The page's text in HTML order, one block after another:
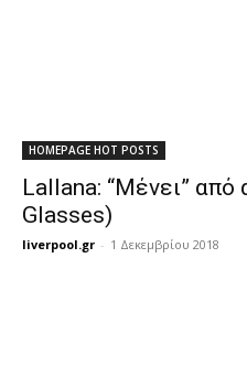
HOMEPAGE HOT POSTS
Lallana: “Μένει” από
Glasses)
liverpool.gr - 1 Δεκεμβρίου 2018